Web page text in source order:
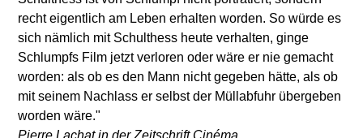
recht eigentlich am Leben erhalten worden. So würde es
sich nämlich mit Schulthess heute verhalten, ginge
Schlumpfs Film jetzt verloren oder wäre er nie gemacht
worden: als ob es den Mann nicht gegeben hätte, als ob
mit seinem Nachlass er selbst der Müllabfuhr übergeben
worden wäre."
Pierre Lachat in der Zeitschrift Cinéma